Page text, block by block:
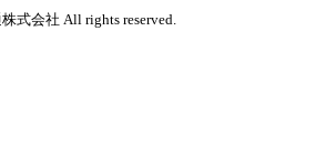
式会社 All rights reserved.